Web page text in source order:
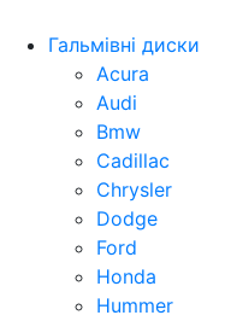
Гальмівні диски
Acura
Audi
Bmw
Cadillac
Chrysler
Dodge
Ford
Honda
Hummer